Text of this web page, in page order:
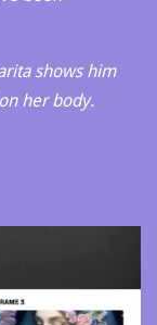
shows him
her body.